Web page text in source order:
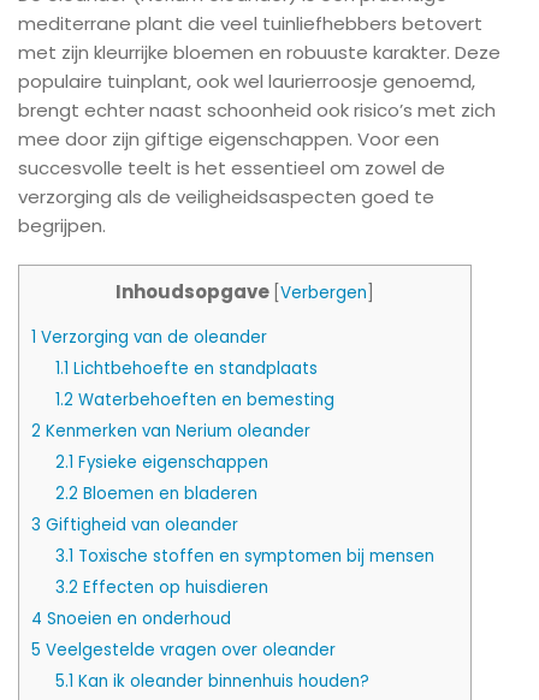
mediterrane plant die veel tuinliefhebbers betovert
met zijn kleurrijke bloemen en robuuste karakter. Deze
populaire tuinplant, ook wel laurierroosje genoemd,
brengt echter naast schoonheid ook risico’s met zich
mee door zijn giftige eigenschappen. Voor een
succesvolle teelt is het essentieel om zowel de
verzorging als de veiligheidsaspecten goed te
begrijpen.
Inhoudsopgave Verbergen
1 Verzorging van de oleander
1.1 Lichtbehoefte en standplaats
1.2 Waterbehoeften en bemesting
2 Kenmerken van Nerium oleander
2.1 Fysieke eigenschappen
2.2 Bloemen en bladeren
3 Giftigheid van oleander
3.1 Toxische stoffen en symptomen bij mensen
3.2 Effecten op huisdieren
4 Snoeien en onderhoud
5 Veelgestelde vragen over oleander
5.1 Kan ik oleander binnenhuis houden?